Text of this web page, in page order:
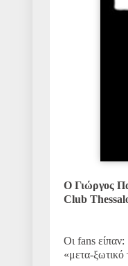
Ο Γιώργος
Club
Οι fans είπαν:
«μετα-ξωτικό